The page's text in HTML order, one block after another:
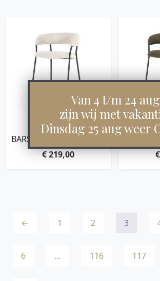
BARSTOEL LUKA – BEIGE
COPENHAGEN
€219,00 €
← 1 2 3
6 … 116 117
Van 4 t/m 24 aug
zijn wij met
Dinsdag 25 aug weer